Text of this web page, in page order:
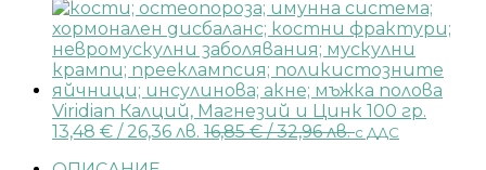
Viridian Калций, Магнезий и Цинк 100 гр.
13,48 € / 26,36 лв. 16,85€/ 32,96 лв.с ДДС